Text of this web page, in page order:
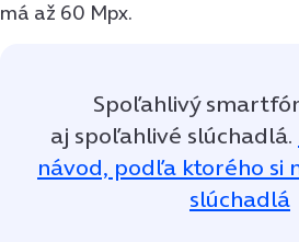
má až 60 Mpx.
Spoľahlivý
aj spoľahlivé slúchadlá.
návod, podľa ktorého si
slúchadlá